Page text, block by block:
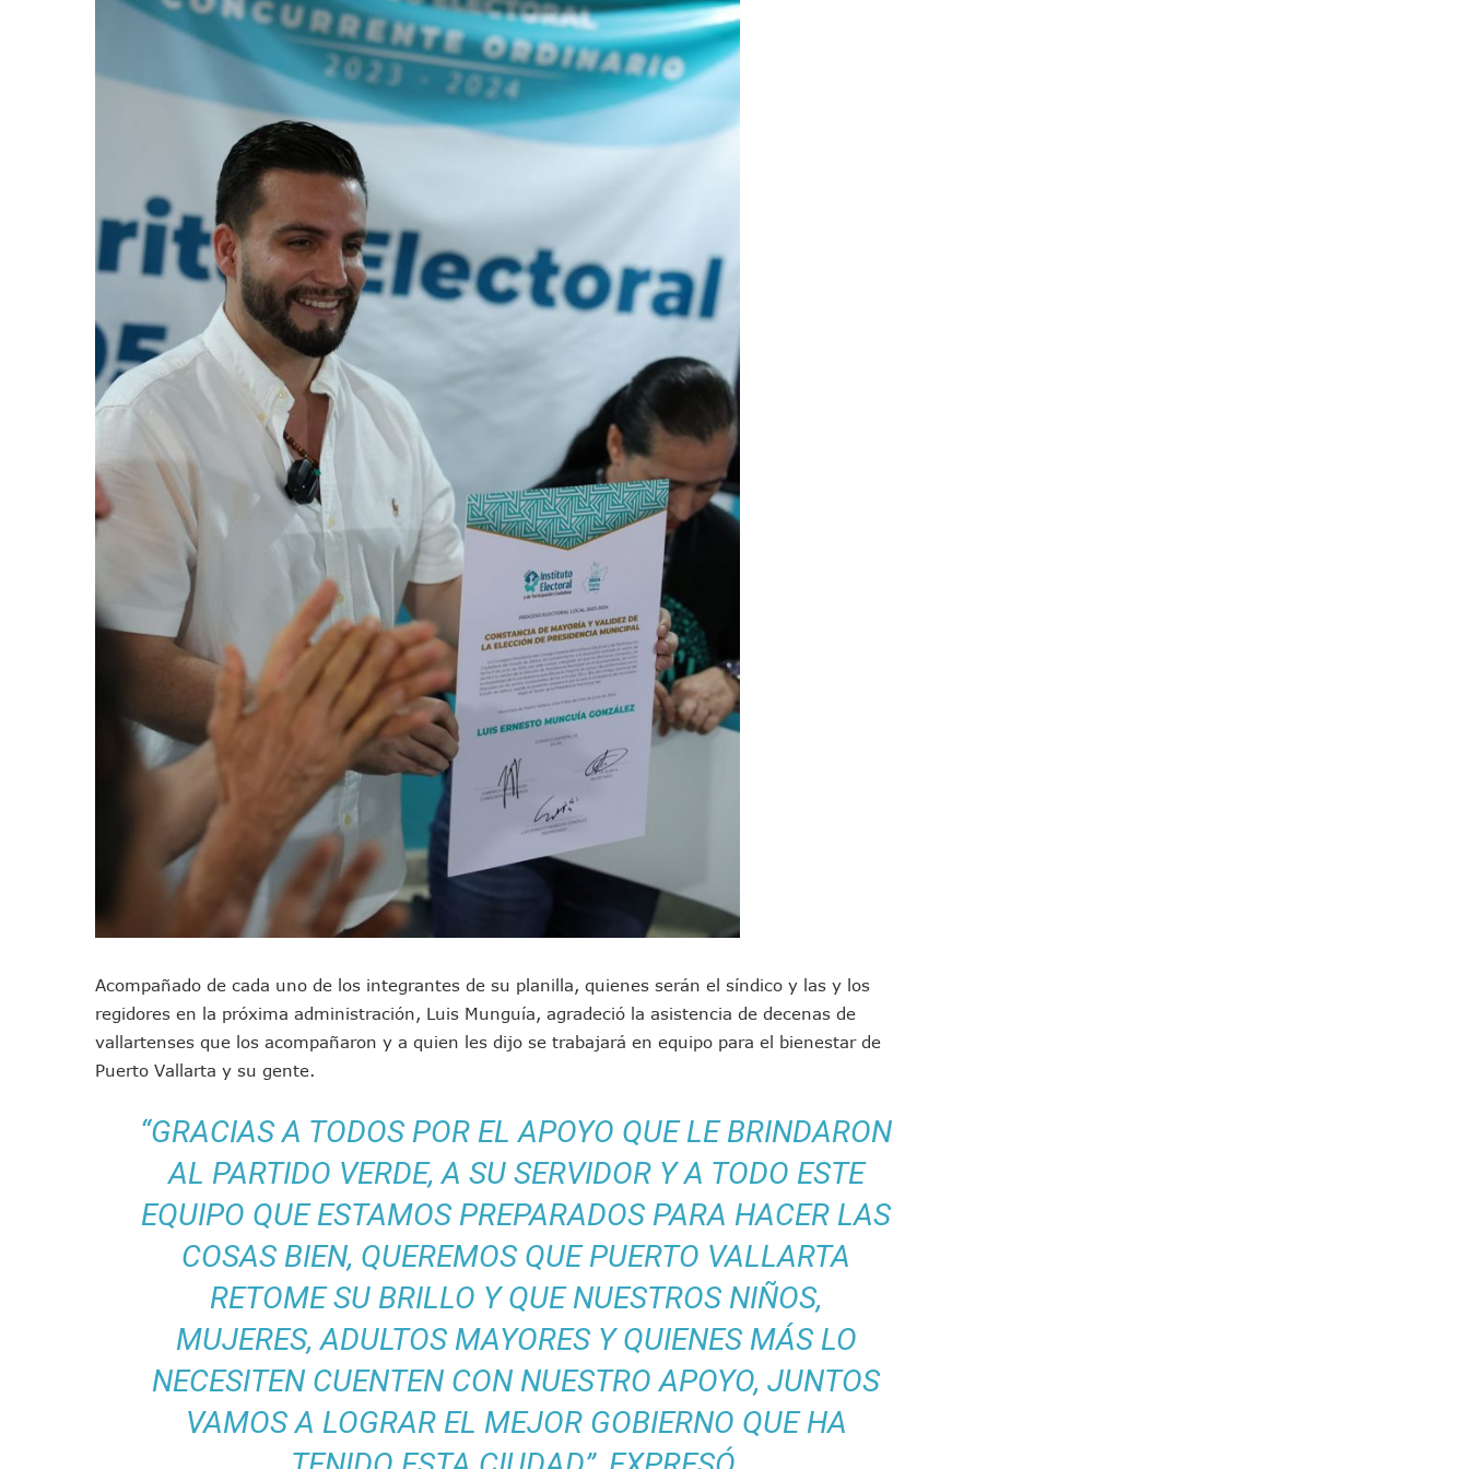
Jóvenes En Movimiento Jalisco Renueva Su Dirigencia Rumbo A 2027
En PV Encabezan Preferencias Morena Y Juan Carlos Castro
Pancho López; En La Mira Del Comité Nacional Del PAN
Cae El “R1”, Presunto Autor Intelectual Del Homicidio De Carlos Manzo
Muere Manolo Solo, Actor De “El Laberinto Del Fauno”, A Los 62 Años
Citan A Siete Integrantes De La Semar Por Investigación Por Huachicol Fiscal
IMSS Invierte 12.6 MDP En Remodelar Urgencias Del Hospital 42 De Puerto Vallarta
En Abril 2027 Terminarán El Centro Regional De Autismo En Puerto Vallarta
Puerto Vallarta Fortalece Su Promoción En California Con Seminarios Turísticos
Accidente En Un RZR, Principal Hipótesis Por La Muerte De Dos Jóvenes En El Río Ameca
Este Viernes, Lemus Inaugurará El Sistema De Electromovilidad En Puerto Vallarta
Nidos De Lluvia Busca Beneficiar A 100 Familias De Puerto Vallarta
Morena Cierra Filas Por La Defensa Del Agua De Calidad En La Zona Metropolitana De Guadalajara
Hallazgo De Yareli Colmenares Tovar Eleva A 4 Cuerpos Encontrados En El Río
Regresa A Puerto Vallarta La Premiación Nacional De La Liga Premier FMF
Ra Aguilar Acompaña A Cientos De Familias En Las Paseadas De Las Palmas 2026
Oleaje Y Riesgo Por Cocodrilos Mantienen Restricciones En Playas De Puerto Vallarta
“Kato” Supera El Abandono Y Comienza Una Nueva Vida Con Una Familia
México Necesitaba 600 Mil Empleos; Solo Generó 262 Mil En Seis Meses: Coparmex
Poderoso Terremoto Destruye Edificios Y Puentes En Japón (VIDEOS)
Munguía Es El Sexto Mejor Alcalde De Jalisco, Según Statistical Research Corporation
ATM Incorpora 20 Nuevos Camiones Al Corredor Bahía De Banderas–Puerto Vallarta
Colectivos Piden A Lemus Más Ministerios Públicos Para Puerto Vallarta
Avenida Federación En Puerto Vallarta Registra 80% De Avance En Su Construcción
Caída De “El Mencho” Elevó Percepción De Inseguridad En Puerto Vallarta
Mercado Vallarta Incluye Reúne A Emprendedores Locales En La Isla Shopping Village
Morenistas Imparten Taller En Puerto Vallarta
CEDHJ Señala Violaciones A Derechos De Víctima De Abuso Sexual En Preescolar
Ayutla Bajo Investigación Tras Reporte De Posible Crematorio Clandestino
Maleza Crece En Camellones De La Principal Avenida Turística De Puerto Vallarta
Lluvias E Inundaciones No Detienen El Transporte Público En Puerto Vallarta
Entregan Aparato Auditivo A Don Juan Ramírez En Puerto Vallarta
Juan Carlos Castro Realiza Asamblea Informativa En La Colonia Bobadilla
Buscan Reducir Riesgos Por Cocodrilos En Playas De Puerto Vallarta
Plantean “Ley Don Juanito” Al Diputado Federal Bruno Blancas
Vecinos De La Playita Reciben A Juan Carlos Castro
Asesinan En Oaxaca Al Periodista Francisco Alejandro Leyva Aguilar
Detienen A Cuatro Hombres Armados En Bucerías; Aseguran Armas Y “poncha Llantas”
Yussara Canales Pide Transparencia Sobre Nuevo Vertedero En Tepatitlán
Adultos Mayores De Ixtapa Tendrán Una “Casa De Día” Renovada
Mujeres Recorren Calles De Ixtapa Para Identificar Problemas De Seguridad Y Movilidad
CUCosta E IMSS Nayarit Avanzan En Acuerdos Para Ampliar La Formación Clínica De Estudiantes
Videos De Presunto Convoy Armado Desatan Operativo En Puerto Vallarta
Playa Las Cocinas: Retiran Concesión Y Anuncian Plan De Restauración Ambiental
Acompañado de cada uno de los integrantes de su planilla, quienes serán el síndico y las y los
regidores en la próxima administración, Luis Munguía, agradeció la asistencia de decenas de
vallartenses que los acompañaron y a quien les dijo se trabajará en equipo para el bienestar de
Puerto Vallarta y su gente.
“GRACIAS A TODOS POR EL APOYO QUE LE BRINDARON
AL PARTIDO VERDE, A SU SERVIDOR Y A TODO ESTE
EQUIPO QUE ESTAMOS PREPARADOS PARA HACER LAS
COSAS BIEN, QUEREMOS QUE PUERTO VALLARTA
RETOME SU BRILLO Y QUE NUESTROS NIÑOS,
MUJERES, ADULTOS MAYORES Y QUIENES MÁS LO
NECESITEN CUENTEN CON NUESTRO APOYO, JUNTOS
VAMOS A LOGRAR EL MEJOR GOBIERNO QUE HA